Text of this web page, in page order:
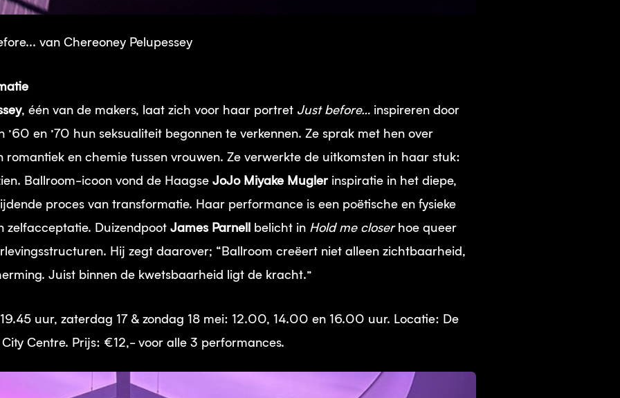
van Chereoney Pelupessey
, één van de makers, laat zich voor haar portret Just before… inspireren door
en ’70 hun seksualiteit begonnen te verkennen. Ze sprak met hen over
romantiek en chemie tussen vrouwen. Ze verwerkte de uitkomsten in haar stuk:
Ballroom-icoon vond de Haagse JoJo Miyake Mugler inspiratie in het diepe,
proces van transformatie. Haar performance is een poëtische en fysieke
zelfacceptatie. Duizendpoot James Parnell belicht in Hold me closerhoe queer
Hij zegt daarover; “Ballroom creëert niet alleen zichtbaarheid,
Juist binnen de kwetsbaarheid ligt de kracht.”
uur, zaterdag 17 & zondag 18 mei: 12.00, 14.00 en 16.00 uur. Locatie: De
Centre. Prijs: €12,- voor alle 3 performances.